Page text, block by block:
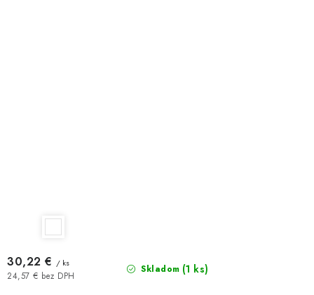
Skladom (1 ks)
24,57 € bez DPH
30,22 € / ks